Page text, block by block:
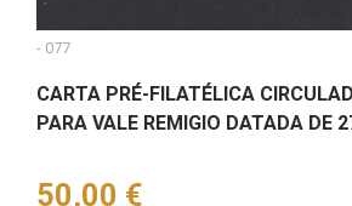
- 077
CARTA PRÉ-FILATÉLICA
PARA VALE REMIGIO DATADA DE
Preço
50,00 €